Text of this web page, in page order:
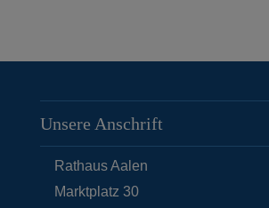
Unsere Anschrift
Rathaus Aalen
Marktplatz 30